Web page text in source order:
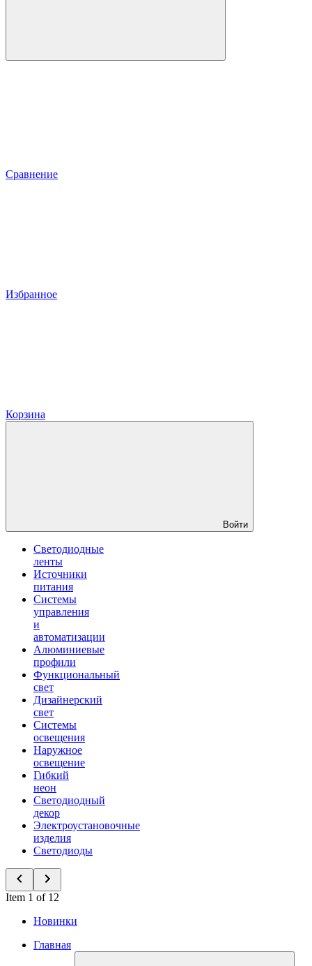
Сравнение
Избранное
Корзина
Войти
Светодиодные
ленты
Источники
питания
Системы
управления
и
автоматизации
Алюминиевые
профили
Функциональный
свет
Дизайнерский
свет
Системы
освещения
Наружное
освещение
Гибкий
неон
Светодиодный
декор
Электроустановочные
изделия
Светодиоды
Item 1 of 12
Новинки
Главная